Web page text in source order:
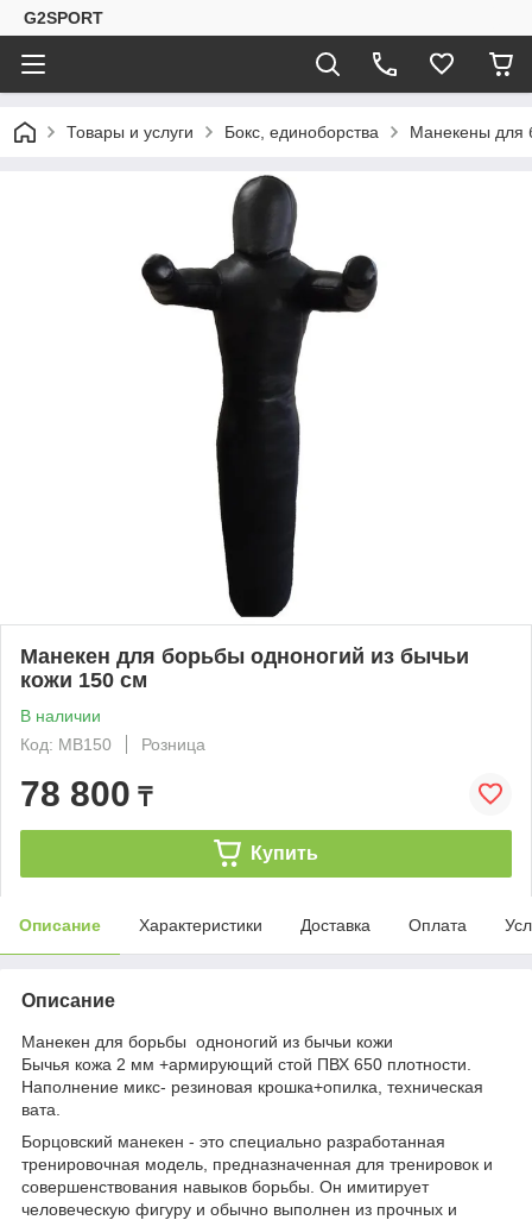
G2SPORT
Товары и услуги Бокс, единоборства Манекены для
Манекен для борьбы одноногий из бычьи
кожи 150 см
В наличии
Код: MB150
Розница
78 800 ₸
Купить
Описание Характеристики Доставка Оплата
Описание
Манекен для борьбы одноногий из бычьи кожи
Бычья кожа 2 мм +армирующий стой ПВХ 650 плотности.
Наполнение микс- резиновая крошка+опилка, техническая
вата.
Борцовский манекен - это специально разработанная
тренировочная модель, предназначенная для тренировок и
совершенствования навыков борьбы. Он имитирует
человеческую фигуру и обычно выполнен из прочных и